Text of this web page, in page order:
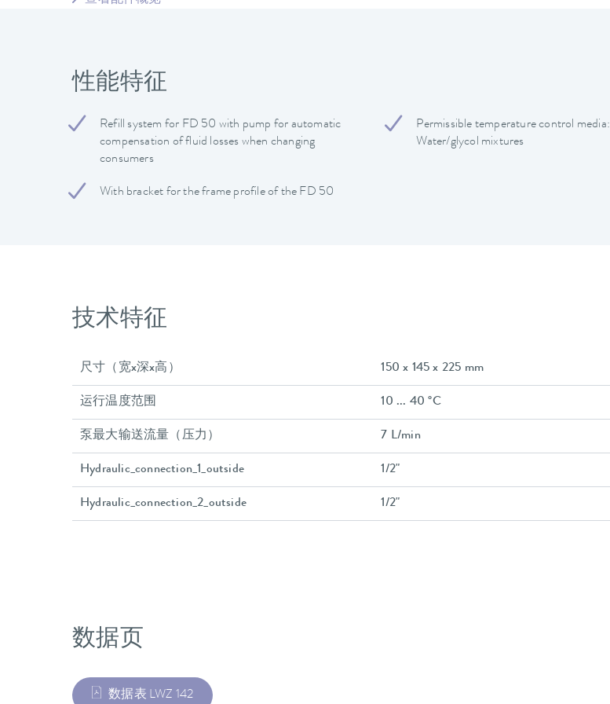
性能特征
Refill system for FD 50 with pump for automatic
compensation of fluid losses when changing
consumers
With bracket for the frame profile of the FD 50
Permissible temperature control media:
Water/glycol mixtures
技术特征
尺寸（宽x深x高） 150 x 145 x 225 mm
运行温度范围 10 ... 40 °C
泵最大输送流量（压力） 7 L/min
Hydraulic_connection_1_outside 1/2"
Hydraulic_connection_2_outside 1/2"
数据页
数据表 LWZ 142